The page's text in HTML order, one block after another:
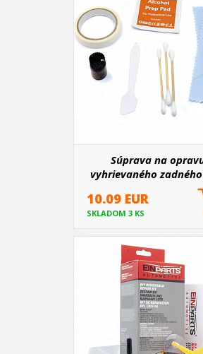
Súprava na
vyhrievaného
10.09 EUR
SKLADOM 3 KS